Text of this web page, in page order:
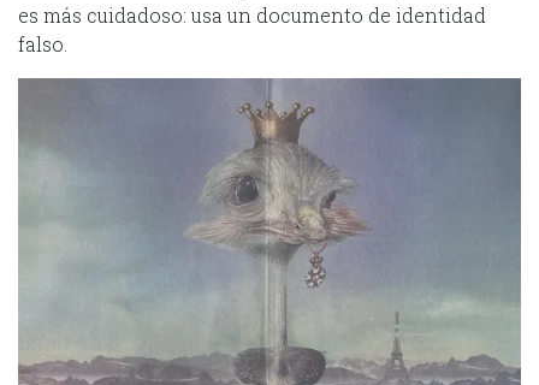
es más cuidadoso: usa un documento de identidad
falso.